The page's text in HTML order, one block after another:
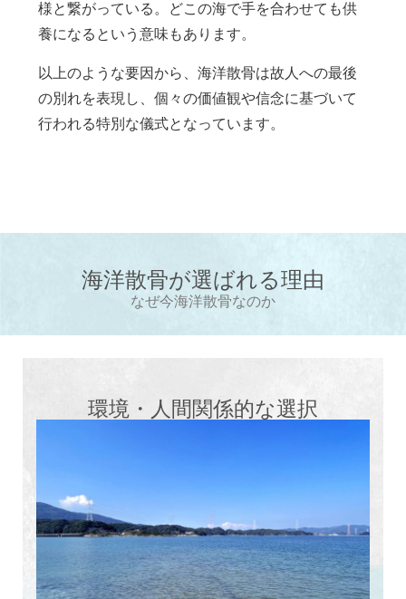
様と繋がっている。どこの海で手を合わせても供
養になるという意味もあります。
以上のような要因から、海洋散骨は故人への最後
の別れを表現し、個々の価値観や信念に基づいて
行われる特別な儀式となっています。
海洋散骨が選ばれる理由
なぜ今海洋散骨なのか
環境・人間関係的な選択